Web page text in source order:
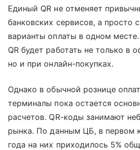
Единый QR не отменяет
банковских сервисов, а просто
варианты оплаты в одном
QR будет работать не только в
но и при онлайн-покупках.
Однако в обычной рознице
терминалы пока остается
расчетов. QR-коды занимают
рынка. По данным ЦБ, в первом
года на них приходилось 5%